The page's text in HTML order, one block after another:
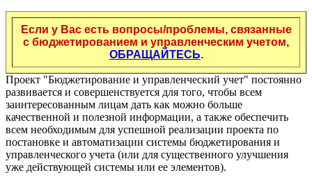
Если у Вас есть вопросы/проблемы, связанные
с бюджетированием и управленческим учетом,
ОБРАЩАЙТЕСЬ.
Проект "Бюджетирование и управленческий учет" постоянно
развивается и совершенствуется для того, чтобы всем
заинтересованным лицам дать как можно больше
качественной и полезной информации, а также обеспечить
всем необходимым для успешной реализации проекта по
постановке и автоматизации системы бюджетирования и
управленческого учета (или для существенного улучшения
уже действующей системы или ее элементов).